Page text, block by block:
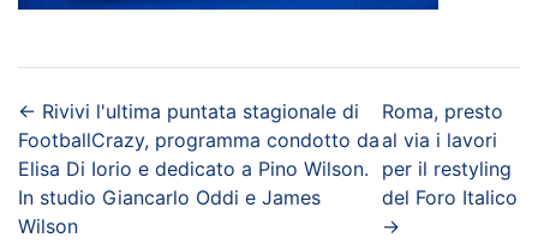
← Rivivi l'ultima puntata stagionale di
FootballCrazy, programma condotto da
Elisa Di Iorio e dedicato a Pino Wilson.
In studio Giancarlo Oddi e James
Wilson
Roma, presto
al via i lavori
per il restyling
del Foro Italico
→